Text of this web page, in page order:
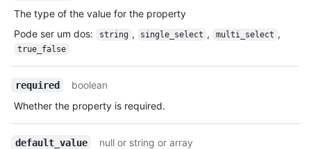
The type of the value for the property
Pode ser um dos: string , single_select , multi_select ,
true_false
required
boolean
Whether the property is required.
default_value
null or string or array